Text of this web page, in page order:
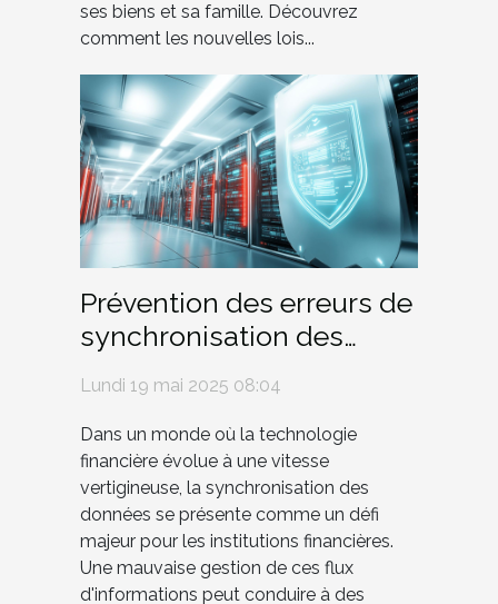
ses biens et sa famille. Découvrez
comment les nouvelles lois...
Prévention des erreurs de
synchronisation des
écosystèmes financiers
Lundi 19 mai 2025 08:04
Dans un monde où la technologie
financière évolue à une vitesse
vertigineuse, la synchronisation des
données se présente comme un défi
majeur pour les institutions financières.
Une mauvaise gestion de ces flux
d'informations peut conduire à des